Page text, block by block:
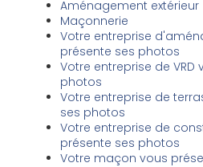
Aménagement extérieur
Maçonnerie
Votre entreprise
présente ses photos
Votre entreprise de VRD
photos
Votre entreprise de
ses photos
Votre entreprise de
présente ses photos
Votre maçon vous